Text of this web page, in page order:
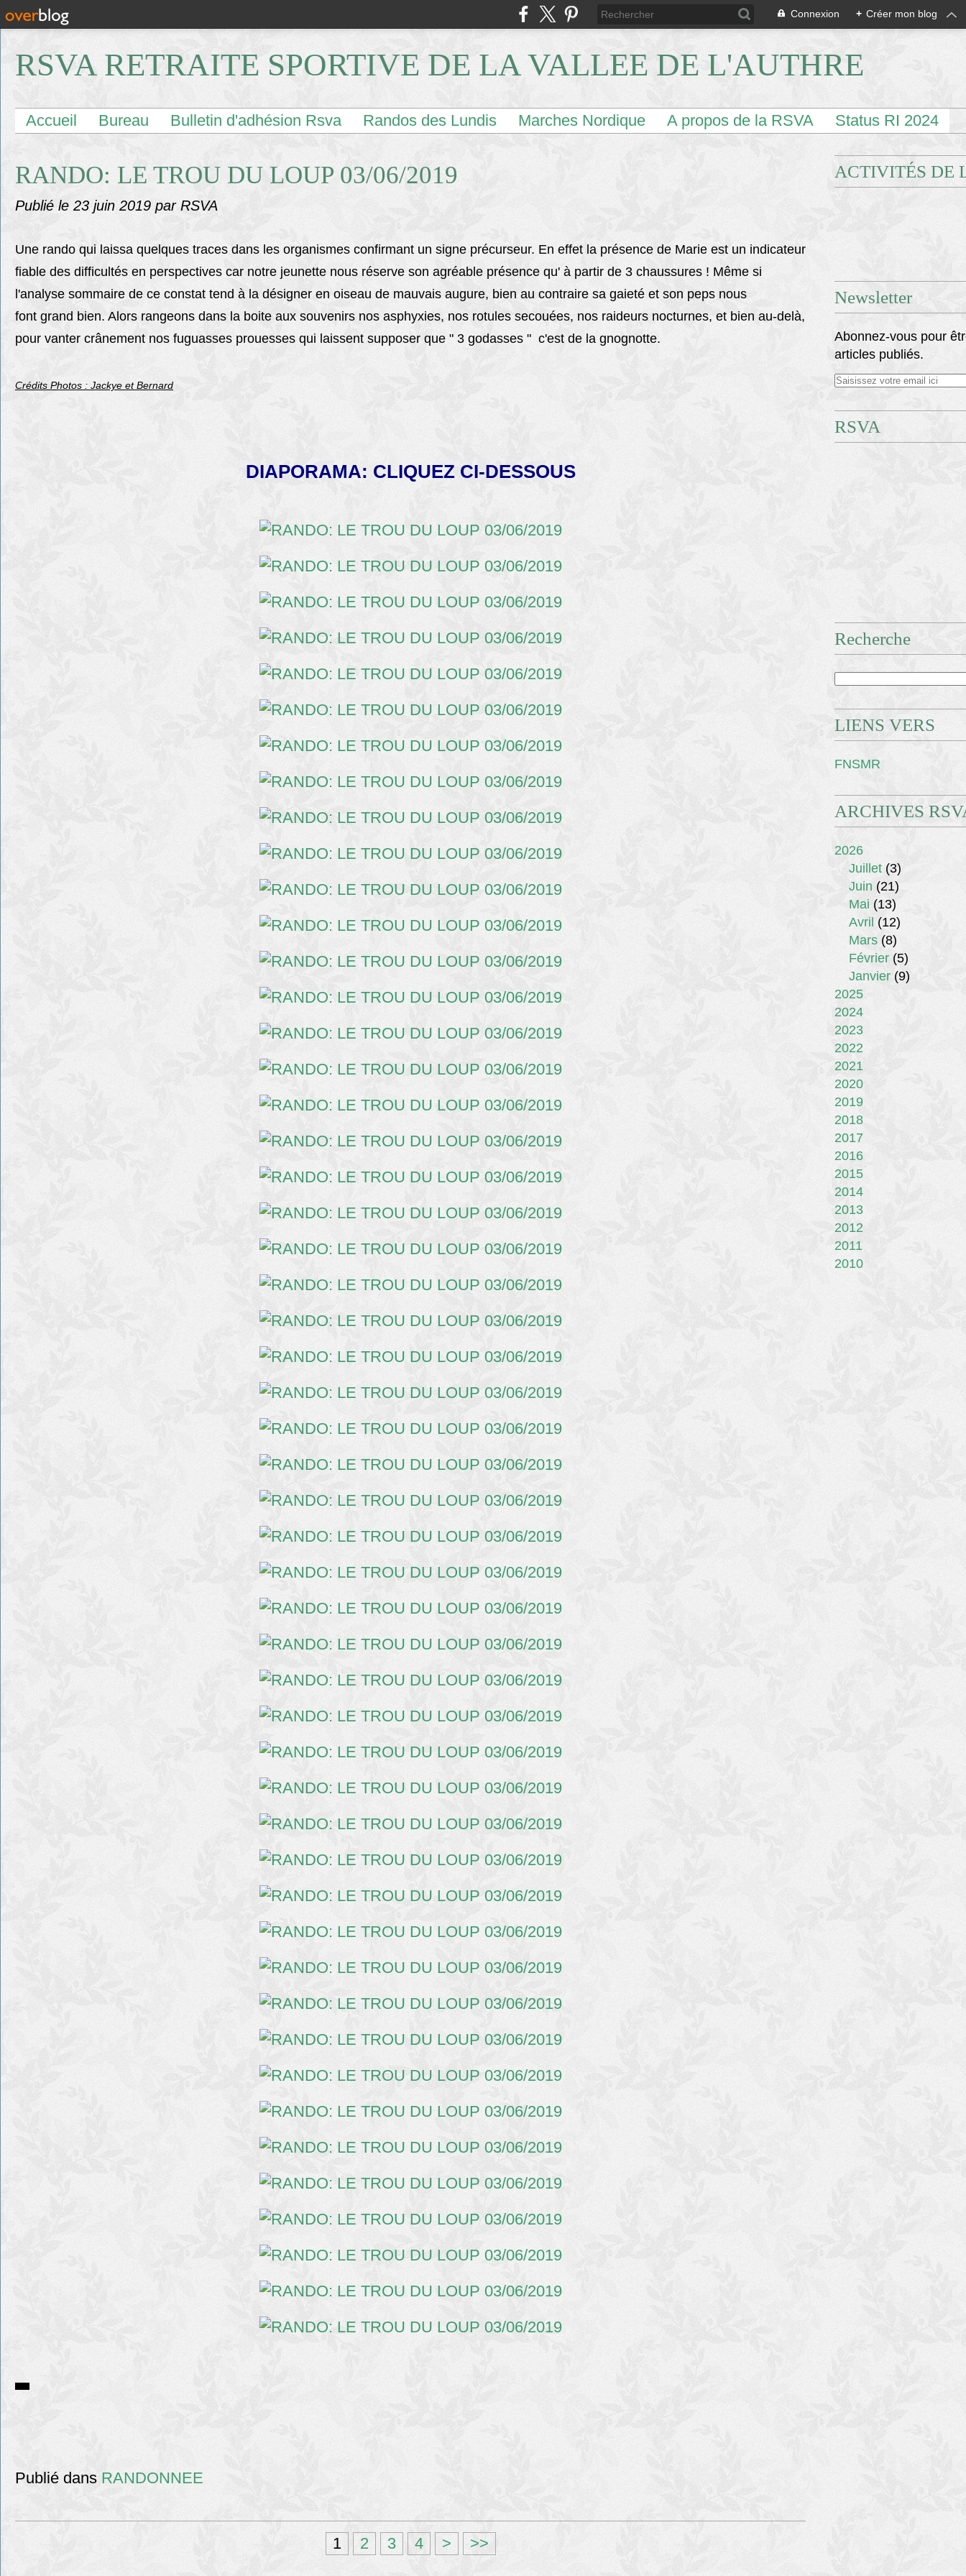
Connexion + Créer mon blog
RSVA RETRAITE SPORTIVE DE LA VALLEE DE L'AUTHRE
Accueil Bureau Bulletin d'adhésion Rsva Randos des Lundis Marches Nordique A propos de la RSVA Status RI 2024
RANDO: LE TROU DU LOUP 03/06/2019
Publié le 23 juin 2019 par RSVA
Une rando qui laissa quelques traces dans les organismes confirmant un signe précurseur. En effet la présence de Marie est un indicateur
fiable des difficultés en perspectives car notre jeunette nous réserve son agréable présence qu' à partir de 3 chaussures ! Même si
l'analyse sommaire de ce constat tend à la désigner en oiseau de mauvais augure, bien au contraire sa gaieté et son peps nous
font grand bien. Alors rangeons dans la boite aux souvenirs nos asphyxies, nos rotules secouées, nos raideurs nocturnes, et bien au-delà,
pour vanter crânement nos fuguasses prouesses qui laissent supposer que " 3 godasses " c'est de la gnognotte.
Crédits Photos : Jackye et Bernard
DIAPORAMA: CLIQUEZ CI-DESSOUS
Publié dans RANDONNEE
1 2 3 4 > >>
ACTIVITÉS DE
Newsletter
Abonnez-vous pour
articles publiés.
RSVA
Recherche
LIENS VERS
FNSMR
ARCHIVES
2026
Juillet (3)
Juin (21)
Mai (13)
Avril (12)
Mars (8)
Février (5)
Janvier (9)
2025
2024
2023
2022
2021
2020
2019
2018
2017
2016
2015
2014
2013
2012
2011
2010